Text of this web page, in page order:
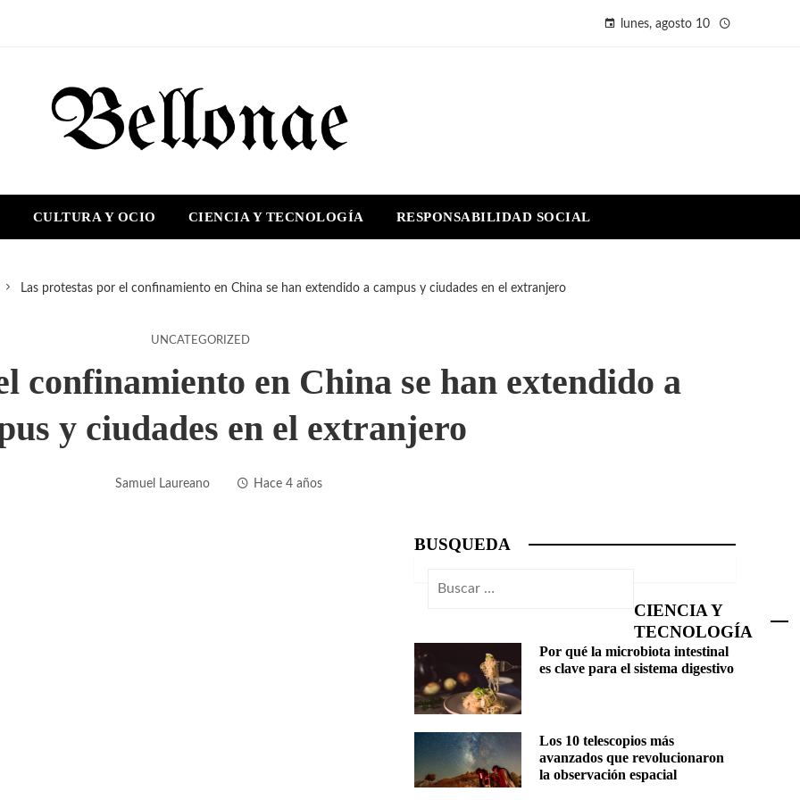
lunes, agosto 10
CULTURA Y OCIO CIENCIA Y TECNOLOGÍA RESPONSABILIDAD SOCIAL
Las protestas por el confinamiento en China se han extendido a campus y ciudades en el extranjero
UNCATEGORIZED
confinamiento en China se han extendido a
y ciudades en el extranjero
Samuel Laureano Hace 4 años
BUSQUEDA
Buscar:
CIENCIA Y
TECNOLOGÍA
Por qué la microbiota intestinal
es clave para el sistema digestivo
Los 10 telescopios más
avanzados que revolucionaron
la observación espacial